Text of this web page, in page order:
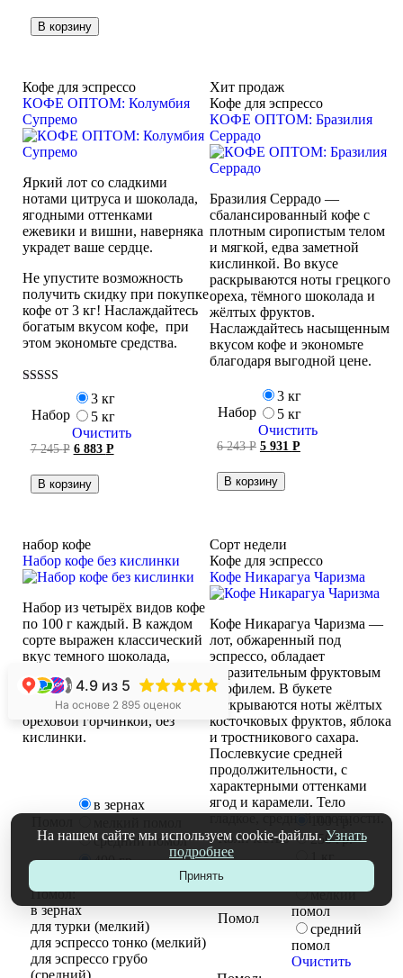
В корзину
Хит продаж
Кофе для эспрессо
КОФЕ ОПТОМ: Бразилия
Серрадо
Бразилия Серрадо —
сбалансированный кофе с
плотным сиропистым телом
и мягкой, едва заметной
кислинкой. Во вкусе
раскрываются ноты грецкого
ореха, тёмного шоколада и
жёлтых фруктов.
Наслаждайтесь насыщенным
вкусом кофе и экономьте
благодаря выгодной цене.
Набор
3 кг
5 кг
Очистить
6 243Р Первоначальная
составляла
6 243 руб..
5 931 РТекущая
В корзину
Кофе для эспрессо
КОФЕ ОПТОМ: Колумбия
Супремо
Яркий лот со сладкими
нотами цитруса и шоколада,
ягодными оттенками
ежевики и вишни, наверняка
украдет ваше сердце.
Не упустите возможность
получить скидку при покупке
кофе от 3 кг! Наслаждайтесь
богатым вкусом кофе, при
этом экономьте средства.
из 5
Набор
3 кг
5 кг
Очистить
7 245Р Первоначальная
составляла
7 245 руб..
6 883 РТекущая
В корзину
Сорт недели
Кофе для эспрессо
Кофе Никарагуа Чаризма
Кофе Никарагуа Чаризма —
лот, обжаренный под
эспрессо, обладает
выразительным фруктовым
профилем. В букете
раскрываются ноты жёлтых
косточковых фруктов, яблока
и тростникового сахара.
Послевкусие средней
продолжительности, с
характерными оттенками
ягод и карамели. Тело
гладкое, средней плотности.
Количество
250 гр.
1 кг.
Помол
мелкий
помол
средний
помол
Очистить
набор кофе
Набор кофе без кислинки
Набор из четырёх видов кофе
по 100 г каждый. В каждом
сорте выражен классический
вкус темного шоколада,
плотностью чашки и
насыщенностью и приятной
ореховой горчинкой, без
кислинки.
в зернах
средний помол
Набор
400 гр
Помол:
в зернах
для турки (мелкий)
для эспрессо тонко (мелкий)
для эспрессо грубо
(средний)
На нашем сайте мы используем cookie-файлы. Узнать
подробнее
Принять
+1 4.9из 5
На основе 2 895 оценок